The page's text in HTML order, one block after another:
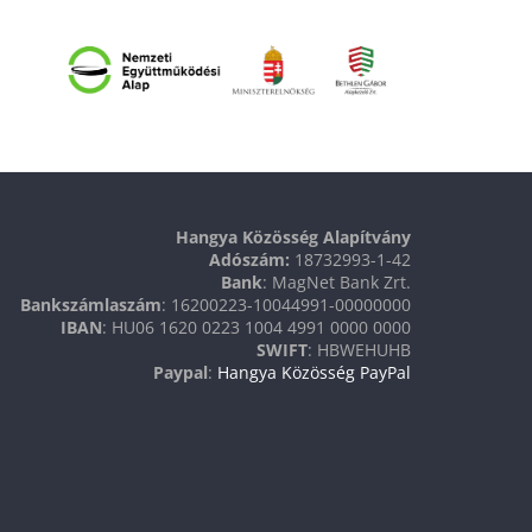
Hangya Közösség Alapítvány
Adószám: 18732993-1-42
Bank: MagNet Bank Zrt.
Bankszámlaszám: 16200223-10044991-00000000
IBAN: HU06 1620 0223 1004 4991 0000 0000
SWIFT: HBWEHUHB
Paypal: Hangya Közösség PayPal